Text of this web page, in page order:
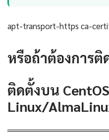
apt-transport-https ca-
หรือถ้าต้องการ
ติดตั้งบน
Linux/